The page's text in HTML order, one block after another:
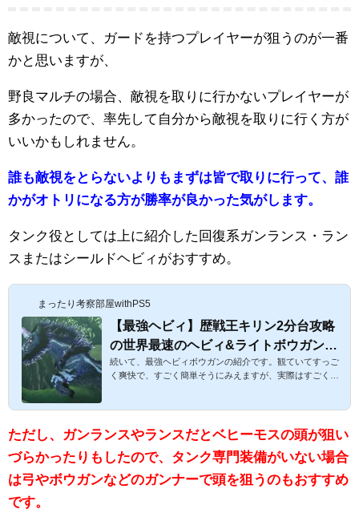
敵視について、ガードを持つプレイヤーが狙うのが一番
かと思いますが、
野良マルチの場合、敵視を取りに行かないプレイヤーが
多かったので、率先して自分から敵視を取りに行く方が
いいかもしれません。
誰も敵視をとらないよりもまずは皆で取りに行って、誰
かがオトリになる方が勝率が良かった気がします。
タンク役としては上に紹介した回復系ガンランス・ラン
スまたはシールドヘビィがおすすめ。
まったり考察部屋withPS5
【最強ヘビィ】歴戦王キリン2分台攻略
の世界最速のヘビィ&ライトボウガン装
備をご紹介！散弾が爽快すぎる！【モン
ハンワールド攻略】
続いて、最強ヘビィボウガンの紹介です。観ていてすっご
く爽快で、すごく簡単そうにみえますが、実際はすごく難
攻略】スポンサーリンク１歴戦王キリン世界最速のヘビィ
ボウガン装備をご紹介！こちらがその動画になります。私
がザッと見た所では、タイムアタックの世界記録で3位？に
撃力をまず鬼人薬グレー...
ただし、ガンランスやランスだとベヒーモスの頭が狙い
づらかったりもしたので、タンク専門装備がいない場合
は弓やボウガンなどのガンナーで頭を狙うのもおすすめ
です。